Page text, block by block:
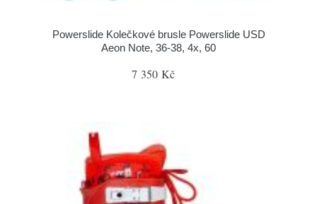
Powerslide Kolečkové brusle Powerslide USD
Aeon Note, 36-38, 4x, 60
7 350 Kč